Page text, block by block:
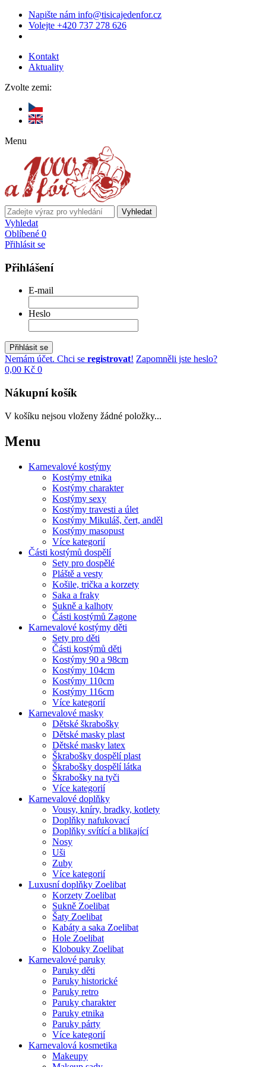
Napište nám info@tisicajedenfor.cz
Volejte +420 737 278 626
Kontakt
Aktuality
Zvolte zemi:
Menu
Vyhledat
Vyhledat
Oblíbené 0
Přihlásit se
Přihlášení
E-mail
Heslo
Přihlásit se
Nemám účet. Chci se registrovat! Zapomněli jste heslo?
0,00 Kč 0
Nákupní košík
V košíku nejsou vloženy žádné položky...
Menu
Karnevalové kostýmy
Kostýmy etnika
Kostýmy charakter
Kostýmy sexy
Kostýmy travesti a úlet
Kostýmy Mikuláš, čert, anděl
Kostýmy masopust
Více kategorií
Části kostýmů dospělí
Sety pro dospělé
Pláště a vesty
Košile, trička a korzety
Saka a fraky
Sukně a kalhoty
Části kostýmů Zagone
Karnevalové kostýmy děti
Sety pro děti
Části kostýmů děti
Kostýmy 90 a 98cm
Kostýmy 104cm
Kostýmy 110cm
Kostýmy 116cm
Více kategorií
Karnevalové masky
Dětské škrabošky
Dětské masky plast
Dětské masky latex
Škrabošky dospělí plast
Škrabošky dospělí látka
Škrabošky na tyči
Více kategorií
Karnevalové doplňky
Vousy, kníry, bradky, kotlety
Doplňky nafukovací
Doplňky svítící a blikající
Nosy
Uši
Zuby
Více kategorií
Luxusní doplňky Zoelibat
Korzety Zoelibat
Sukně Zoelibat
Šaty Zoelibat
Kabáty a saka Zoelibat
Hole Zoelibat
Klobouky Zoelibat
Karnevalové paruky
Paruky děti
Paruky historické
Paruky retro
Paruky charakter
Paruky etnika
Paruky párty
Více kategorií
Karnevalová kosmetika
Makeupy